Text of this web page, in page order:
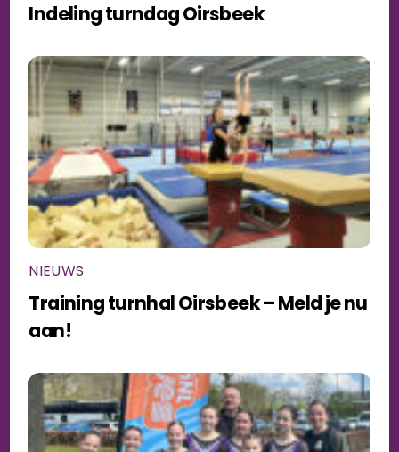
Indeling turndag Oirsbeek
NIEUWS
Training turnhal Oirsbeek – Meld je nu
aan!